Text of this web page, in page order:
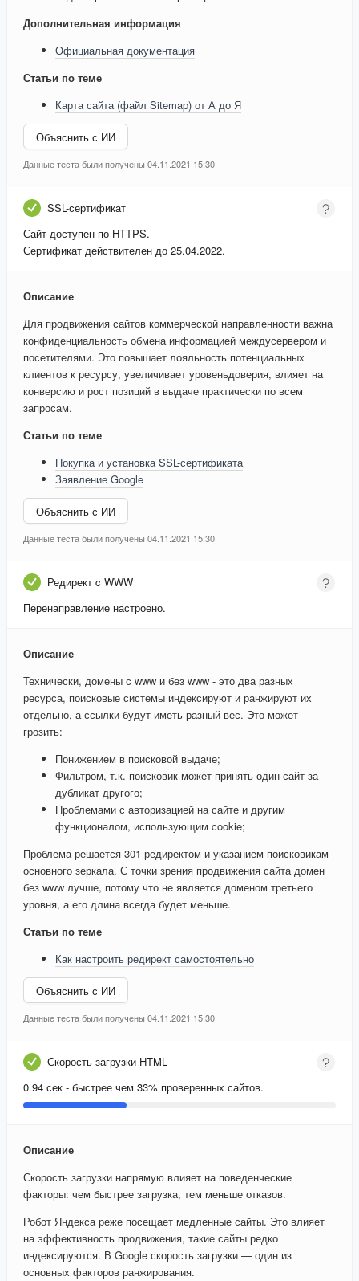
Дополнительная информация
Официальная документация
Статьи по теме
Карта сайта (файл Sitemap) от А до Я
Объяснить с ИИ
Данные теста были получены 04.11.2021 15:30
SSL-сертификат
Сайт доступен по HTTPS.
Сертификат действителен до 25.04.2022.
Описание
Для продвижения сайтов коммерческой направленности важна
конфиденциальность обмена информацией междусервером и
посетителями. Это повышает лояльность потенциальных
клиентов к ресурсу, увеличивает уровеньдоверия, влияет на
конверсию и рост позиций в выдаче практически по всем
запросам.
Статьи по теме
Покупка и установка SSL-сертификата
Заявление Google
Объяснить с ИИ
Данные теста были получены 04.11.2021 15:30
Редирект c WWW
Перенаправление настроено.
Описание
Технически, домены с www и без www - это два разных
ресурса, поисковые системы индексируют и ранжируют их
отдельно, а ссылки будут иметь разный вес. Это может
грозить:
Понижением в поисковой выдаче;
Фильтром, т.к. поисковик может принять один сайт за
дубликат другого;
Проблемами с авторизацией на сайте и другим
функционалом, использующим cookie;
Проблема решается 301 редиректом и указанием поисковикам
основного зеркала. С точки зрения продвижения сайта домен
без www лучше, потому что не является доменом третьего
уровня, а его длина всегда будет меньше.
Статьи по теме
Как настроить редирект самостоятельно
Объяснить с ИИ
Данные теста были получены 04.11.2021 15:30
Скорость загрузки HTML
0.94 сек - быстрее чем 33% проверенных сайтов.
Описание
Скорость загрузки напрямую влияет на поведенческие
факторы: чем быстрее загрузка, тем меньше отказов.
Робот Яндекса реже посещает медленные сайты. Это влияет
на эффективность продвижения, такие сайты редко
индексируются. В Google скорость загрузки — один из
основных факторов ранжирования.